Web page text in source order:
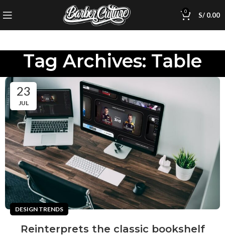
0 S/0.00
Tag Archives: Table
23
JUL
DESIGN TRENDS
Reinterprets the classic bookshelf